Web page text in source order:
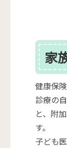
家
健康保
診療の
と、附
す。
子ども